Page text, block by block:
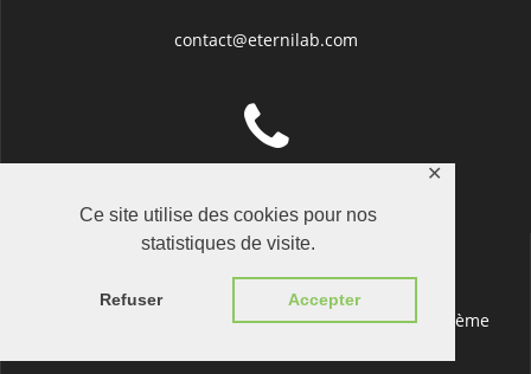
Ce site utilise des cookies pour nos
statistiques de visite.
Refuser Accepter
✕
contact@eternilab.com
© 2026 Eternilab. Construit avec WordPress et le
thème